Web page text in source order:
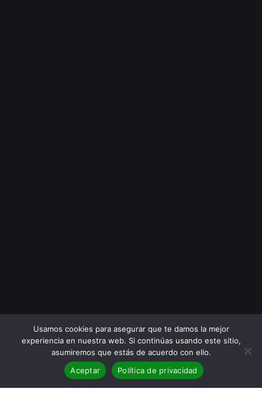
Usamos cookies para asegurar que te damos la mejor
experiencia en nuestra web. Si continúas usando este sitio,
asumiremos que estás de acuerdo con ello.
Aceptar
Política de privacidad